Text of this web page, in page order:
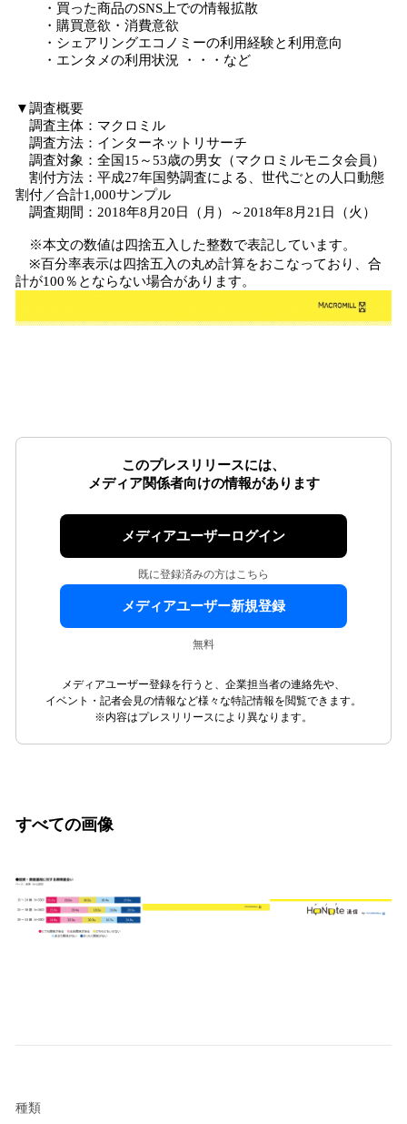
・買った商品のSNS上での情報拡散
・購買意欲・消費意欲
・シェアリングエコノミーの利用経験と利用意向
・エンタメの利用状況 ・・・など
▼調査概要
調査主体：マクロミル
調査方法：インターネットリサーチ
調査対象：全国15～53歳の男女（マクロミルモニタ会員）
割付方法：平成27年国勢調査による、世代ごとの人口動態
割付／合計1,000サンプル
調査期間：2018年8月20日（月）～2018年8月21日（火）
※本文の数値は四捨五入した整数で表記しています。
※百分率表示は四捨五入の丸め計算をおこなっており、合
計が100％とならない場合があります。
このプレスリリースには、
メディア関係者向けの情報があります
メディアユーザーログイン
既に登録済みの方はこちら
メディアユーザー新規登録
無料
メディアユーザー登録を行うと、企業担当者の連絡先や、
イベント・記者会見の情報など様々な特記情報を閲覧できます。
※内容はプレスリリースにより異なります。
すべての画像
種類